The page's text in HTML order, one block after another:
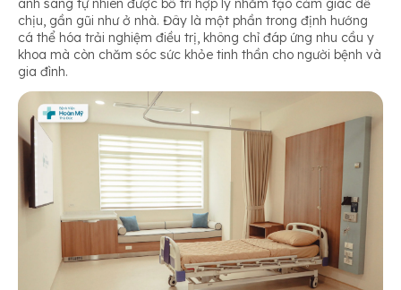
ánh sáng tự nhiên được bố trí hợp lý nhằm tạo cảm giác dễ
chịu, gần gũi như ở nhà. Đây là một phần trong định hướng
cá thể hóa trải nghiệm điều trị, không chỉ đáp ứng nhu cầu y
khoa mà còn chăm sóc sức khỏe tinh thần cho người bệnh và
gia đình.